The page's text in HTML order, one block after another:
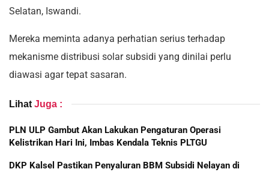
Selatan, Iswandi.
Mereka meminta adanya perhatian serius terhadap
mekanisme distribusi solar subsidi yang dinilai perlu
diawasi agar tepat sasaran.
Lihat Juga :
PLN ULP Gambut Akan Lakukan Pengaturan Operasi
Kelistrikan Hari Ini, Imbas Kendala Teknis PLTGU
DKP Kalsel Pastikan Penyaluran BBM Subsidi Nelayan di